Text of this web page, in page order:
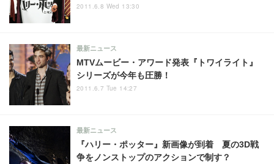
2011.6.8 Wed 13:30
MTVムービー・アワード発表『トワイライト』
シリーズが今年も圧勝！
最新ニュース
2011.6.7 Tue 14:27
『ハリー・ポッター』新画像が到着 夏の3D戦
争をノンストップのアクションで制す？
最新ニュース